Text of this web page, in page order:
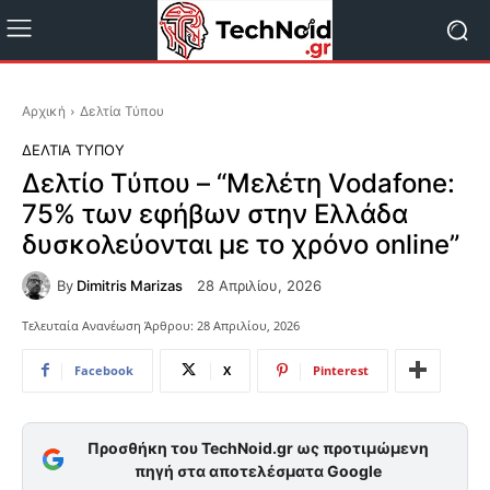
Αρχική Δελτία Τύπου
ΔΕΛΤΊΑ ΤΎΠΟΥ
Δελτίο Τύπου – “Μελέτη Vodafone:
75% των εφήβων στην Ελλάδα
δυσκολεύονται με το χρόνο online”
By Dimitris Marizas 28 Απριλίου, 2026
Τελευταία Ανανέωση Άρθρου: 28 Απριλίου, 2026
Facebook X Pinterest
Προσθήκη του TechNoid.gr ως προτιμώμενη
πηγή στα αποτελέσματα Google